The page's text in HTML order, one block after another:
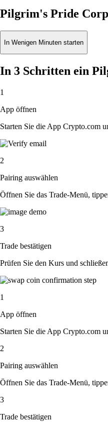
Pilgrim's Pride
In Wenigen Minuten starten
In 3 Schritten ein
1
App öffnen
Starten Sie die App Crypto.com
2
Pairing auswählen
Öffnen Sie das Trade-Menü,
3
Trade bestätigen
Prüfen Sie den Kurs und
1
App öffnen
Starten Sie die App Crypto.com
2
Pairing auswählen
Öffnen Sie das Trade-Menü,
3
Trade bestätigen